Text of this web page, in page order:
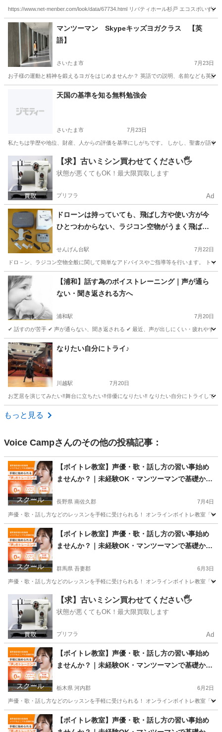
https://www.net-menber.com/look/data/67734.html リバティホール杉戸 エコスポいず
埼玉 北葛飾郡 杉戸
マンツーマン Skypeキッズヨガクラス 【英
語】
さいたま市 7月23日
お子様の運動と精神を鍛えるヨガをはじめませんか？ 英語での説明、名前なども英
さいたま市 その他 単発
天国の基準を知る無料勉強会
さいたま市 7月23日
私たちは学歴や地位、財産、人からの評価を基準にしがちです。 しかし、聖書が語
埼玉 さいたま市 その他 聖書
【求】古いミシン買わせてください🖐️
状態が悪くてもOK！最大限買取します
プリフラ Ad
ドローンは持っていても、飛ばし方や使い方が今
ひとつわからない、ラジコン空物がうまく飛ばせ
い方
せんげん台駅 7月22日
ドロ－ン、ラジコン空物全般に関して簡単なアドバイスやご指導等を行います。 ト
埼玉 せんげん台駅 その他
【浦和】話す為のボイストレーニング｜声が通ら
ない・聞き返される方へ
浦和駅 7月20日
✔ 話すのが苦手 ✔ 声が通らない、聞き返される ✔ 最近、声が出しにくい・疲れやす
埼玉 さいたま市 浦和駅 その他
なりたい自分にトライ♪
川越駅 7月20日
お芝居を演じてみたい‼︎舞台に立ちたい‼︎俳優になりたい‼︎ なりたい自分にトライ
埼玉 川越市
もっと見る
Voice Campさんのその他の投稿記事：
スクール
【ボイトレ教室】声優・歌・話し方の習い事始め
ませんか？｜未経験OK・マンツーマンで基礎から
迎
長野県 南佐久郡 7月4日
声優・歌・話し方などのレッスンを手軽に受けられる！ オンラインボイトレ教室「
長野 南佐久郡 その他 声優
スクール
【ボイトレ教室】声優・歌・話し方の習い事始め
ませんか？｜未経験OK・マンツーマンで基礎から
迎
群馬県 吾妻郡 6月3日
声優・歌・話し方などのレッスンを手軽に受けられる！ オンラインボイトレ教室「
群馬 吾妻郡 その他 声優
【求】古いミシン買わせてください🖐️
状態が悪くてもOK！最大限買取します
プリフラ Ad
スクール
【ボイトレ教室】声優・歌・話し方の習い事始め
ませんか？｜未経験OK・マンツーマンで基礎から
迎
栃木県 河内郡 6月2日
声優・歌・話し方などのレッスンを手軽に受けられる！ オンラインボイトレ教室「
栃木 河内郡 その他
【ボイトレ教室】声優・歌・話し方の習い事始め